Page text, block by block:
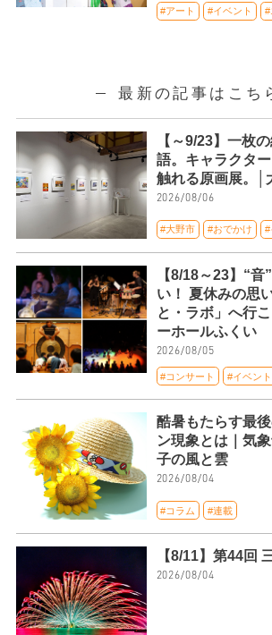
#アート #イベント #
最新の記事はこち
【～9/23】一枚
語。キャラクタ
触れる原画展。│
2026/08/06
#大野市 #おでかけ #
【8/18～23】“音
い！ 夏休みの思
と・ラボ」へ行
ーホールふくい
2026/08/05
#コンサート #イベント
酷暑もたらす最
ン現象とは｜気
子の風と雲
2026/08/04
#コラム #連載
【8/11】第44回
2026/08/04